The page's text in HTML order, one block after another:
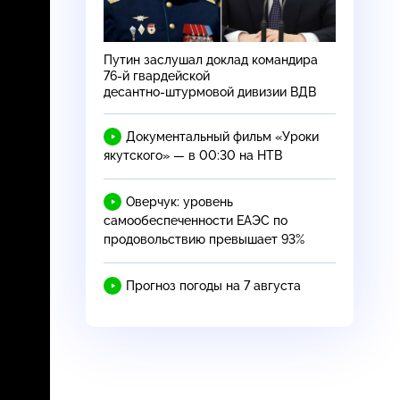
Путин заслушал доклад командира
76-й гвардейской
десантно-штурмовой дивизии ВДВ
Документальный фильм «Уроки
якутского» — в 00:30 на НТВ
Оверчук: уровень
самообеспеченности ЕАЭС по
продовольствию превышает 93%
Прогноз погоды на 7 августа